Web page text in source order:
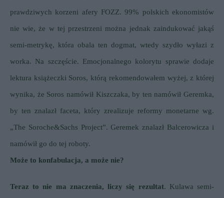
prawdziwych korzeni afery FOZZ.99% polskich ekonomistów
nie wie, że w tej przestrzeni można jednak zaindukować jakąś
semi-metrykę, która obala ten dogmat, wtedy szydło wyłazi z
worka. Na szczęście. Emocjonalnego kolorytu sprawie dodaje
lektura książeczki Soros, którą rekomendowałem wyżej, z której
wynika, że Soros namówił Kiszczaka, by ten namówił Geremka,
by ten znalazł faceta, który zrealizuje reformy monetarne wg.
„The Soroche&Sachs Project”. Geremek znalazł Balcerowicza i
namówił go do tej roboty.
Może to konfabulacja, a może nie?
Teraz to nie ma znaczenia, liczy się rezultat. Kulawa semi-